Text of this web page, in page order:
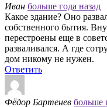
Иван больше года назад
Какое здание? Оно
собственного бытия.
перестроены еще в
разваливался. А где
дом никому не нужен.
Ответить
Фёдор Бартенев больше